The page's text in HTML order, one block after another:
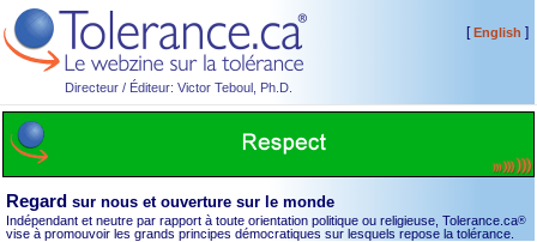
Directeur / Éditeur: Victor Teboul, Ph.D.
[English ]
Regard sur nous et ouverture sur le monde
Indépendant et neutre par rapport à toute orientation politique ou religieuse, Tolerance.ca®
vise à promouvoir les grands principes démocratiques sur lesquels repose la tolérance.